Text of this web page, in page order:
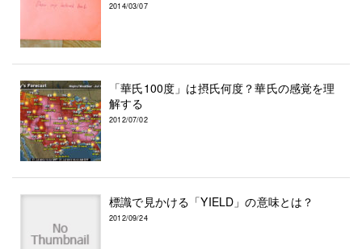
2014/03/07
「華氏100度」は摂氏何度？華氏の感覚を理
解する
2012/07/02
標識で見かける「YIELD」の意味とは？
2012/09/24